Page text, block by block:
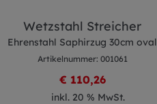
Wetzstahl Streicher
Ehrenstahl Saphirzug 30cm oval
Artikelnummer: 001061
€ 110,26
inkl. 20 % MwSt.